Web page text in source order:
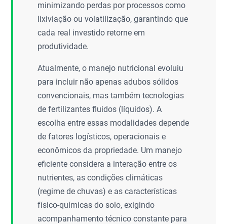
minimizando perdas por processos como
lixiviação ou volatilização, garantindo que
cada real investido retorne em
produtividade.
Atualmente, o manejo nutricional evoluiu
para incluir não apenas adubos sólidos
convencionais, mas também tecnologias
de fertilizantes fluidos (líquidos). A
escolha entre essas modalidades depende
de fatores logísticos, operacionais e
econômicos da propriedade. Um manejo
eficiente considera a interação entre os
nutrientes, as condições climáticas
(regime de chuvas) e as características
físico-químicas do solo, exigindo
acompanhamento técnico constante para